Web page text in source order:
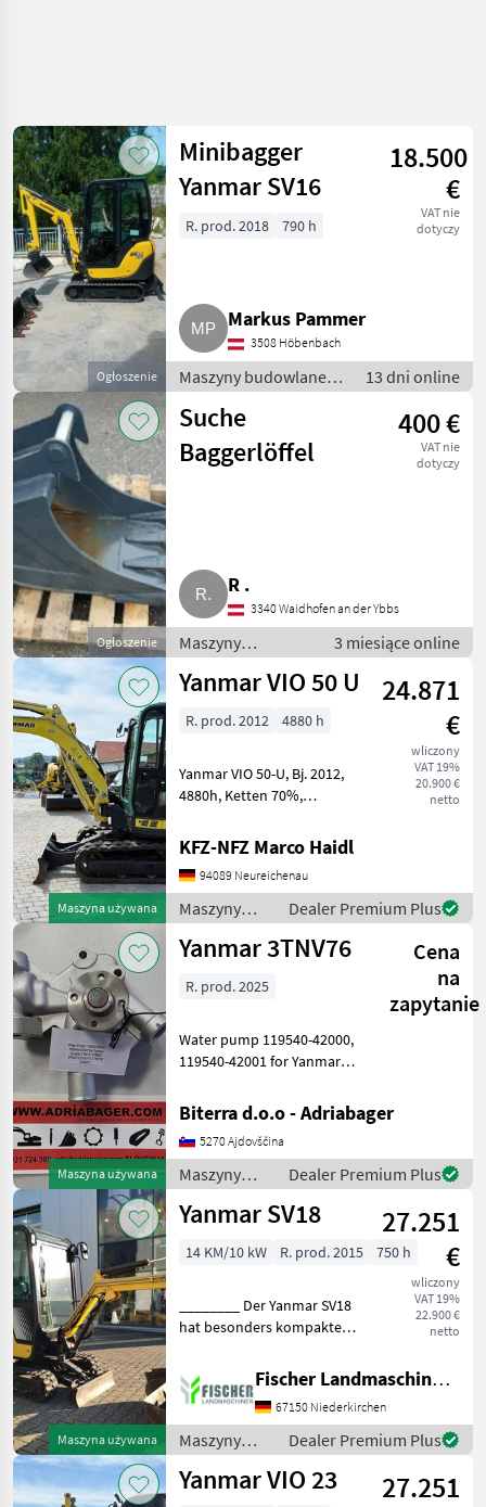
Ogłoszenie
Minibagger
Yanmar SV16
18.500
€
VAT nie
dotyczy
R. prod. 2018 790 h
Markus Pammer
3508 Höbenbach
Maszyny budowlane /
Minikoparki
13 dni online
Ogłoszenie
Suche
Baggerlöffel
400 €
VAT nie
dotyczy
R .
3340 Waidhofen an der Ybbs
Maszyny
budowlane /
Minikoparki
3 miesiące online
Maszyna używana
Yanmar VIO 50 U
24.871
€
wliczony
VAT 19%
20.900 €
netto
R. prod. 2012 4880 h
Yanmar VIO 50-U, Bj. 2012,
4880h, Ketten 70%,
Tieflöffel Maszyny
budowlane Minikoparki
KFZ-NFZ Marco Haidl
94089 Neureichenau
Maszyny
budowlane /
Yanmar
Dealer Premium Plus
Maszyna używana
Yanmar 3TNV76
Cena
na
zapytanie
R. prod. 2025
Water pump 119540-42000,
119540-42001 for Yanmar
3TNV70, 3TNV76, 2TNV70,
3TNM72. New, without
gasket. Maszyny
budowlane Minikoparki
Biterra d.o.o - Adriabager
5270 Ajdovščina
Maszyny
budowlane /
Yanmar
Dealer Premium Plus
Maszyna używana
Yanmar SV18
27.251
€
wliczony
VAT 19%
22.900 €
netto
14 KM/10 kW R. prod. 2015 750 h
________ Der Yanmar SV18
hat besonders kompakte
minimalen Schwenkradius.
Das macht ihn ideal für den
Einsatz auf engstem Raum,
etwa im GaLaBau
Fischer Landmaschinen GmbH
67150 Niederkirchen
Maszyny
budowlane /
Yanmar
Dealer Premium Plus
Yanmar VIO 23
27.251